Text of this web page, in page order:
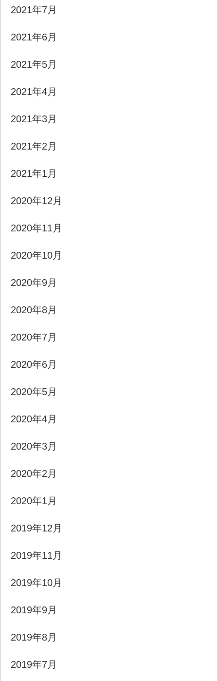
2021年7月
2021年6月
2021年5月
2021年4月
2021年3月
2021年2月
2021年1月
2020年12月
2020年11月
2020年10月
2020年9月
2020年8月
2020年7月
2020年6月
2020年5月
2020年4月
2020年3月
2020年2月
2020年1月
2019年12月
2019年11月
2019年10月
2019年9月
2019年8月
2019年7月